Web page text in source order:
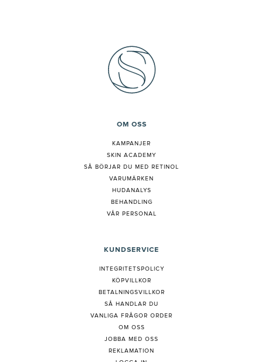
OM OSS
KAMPANJER
SKIN ACADEMY
SÅ BÖRJAR DU MED RETINOL
VARUMÄRKEN
HUDANALYS
BEHANDLING
VÅR PERSONAL
KUNDSERVICE
INTEGRITETSPOLICY
KÖPVILLKOR
BETALNINGSVILLKOR
SÅ HANDLAR DU
VANLIGA FRÅGOR ORDER
OM OSS
JOBBA MED OSS
REKLAMATION